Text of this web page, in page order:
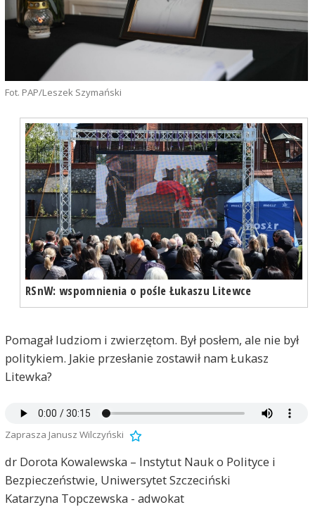
Fot. PAP/Leszek Szymański
RSnW: wspomnienia o pośle Łukaszu Litewce
Pomagał ludziom i zwierzętom. Był posłem, ale nie był
politykiem. Jakie przesłanie zostawił nam Łukasz
Litewka?
Zaprasza Janusz Wilczyński
dr Dorota Kowalewska – Instytut Nauk o Polityce i
Bezpieczeństwie, Uniwersytet Szczeciński
Katarzyna Topczewska - adwokat